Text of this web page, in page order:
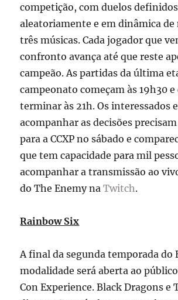
competição, com duelos definidos
aleatoriamente e em dinâmica de
três músicas. Cada jogador que
confronto avança até que reste
campeão. As partidas da última
campeonato começam às 19h30 e
terminar às 21h. Os interessados
acompanhar as decisões
para a CCXP no sábado e
que tem capacidade para mil
acompanhar a transmissão ao
do The Enemy naTwitch.
Rainbow Six
A final da segunda temporada do
modalidade será aberta ao
Con Experience. Black Dragons e